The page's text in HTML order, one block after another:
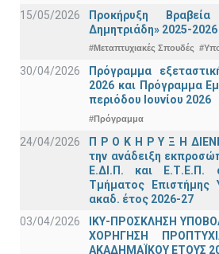
15/05/2026
Προκήρυξη
Δημητριάδη» 2025-2026
#Μεταπτυχιακές Σπουδές
30/04/2026
Πρόγραμμα
2026 και Πρόγραμμα
περιόδου Ιουνίου 2026
#Πρόγραμμα
24/04/2026
Π Ρ Ο Κ Η Ρ Υ Ξ Η
την ανάδειξη
Ε.ΔΙ.Π. και Ε.Τ.Ε.Π.
Τμήματος Επιστήμης
ακαδ. έτος 2026-27
03/04/2026
ΙΚΥ-ΠΡΟΣΚΛΗΣΗ
ΧΟΡΗΓΗΣΗ
ΑΚΑΔΗΜΑΪΚΟΥ ΕΤΟΥΣ